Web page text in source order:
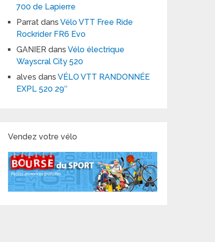
700 de Lapierre
Parrat dansVélo VTT Free Ride
Rockrider FR6 Evo
GANIER dansVélo électrique
Wayscral City 520
alves dansVÉLO VTT RANDONNÉE
EXPL 520 29″
Vendez votre vélo